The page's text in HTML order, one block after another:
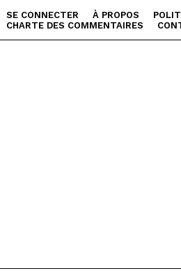
SE CONNECTER À PROPOS
CHARTE DES COMMENTAIRES